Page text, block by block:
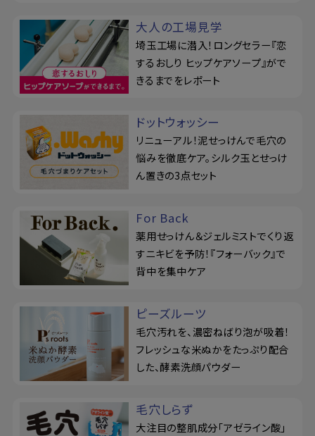
大人の工場見学
埼玉工場に潜入！ロングセラー『恋
するおしり ヒップケアソープ』がで
きるまでをレポート
ドットウォッシー
リニューアル！泥せっけんで毛穴の
悩みを徹底ケア。シルク玉とせっけ
ん置きの3点セット
For Back
薬用せっけん＆ジェルミストでくり返
すニキビを予防！『フォーバック』で
背中を集中ケア
ピーズルーツ
毛穴汚れを、濃密ねばり泡が吸着！
フレッシュな米ぬかをたっぷり配合
した、酵素洗顔パウダー
毛穴しらず
大注目の整肌成分「アゼライン酸」